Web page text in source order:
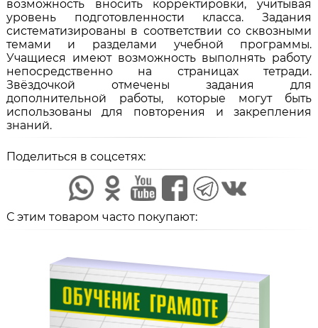
возможность вносить корректировки, учитывая
уровень подготовленности класса. Задания
систематизированы в соответствии со сквозными
темами и разделами учебной программы.
Учащиеся имеют возможность выполнять работу
непосредственно на страницах тетради.
Звёздочкой отмечены задания для
дополнительной работы, которые могут быть
использованы для повторения и закрепления
знаний.
Поделиться в соцсетях:
С этим товаром часто покупают: